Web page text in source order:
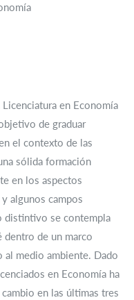
en Economía
de graduar
el contexto de las
sólida formación
en los aspectos
algunos campos
distintivo se contempla
dentro de un marco
al medio ambiente. Dado
en Economía ha
en las últimas tres